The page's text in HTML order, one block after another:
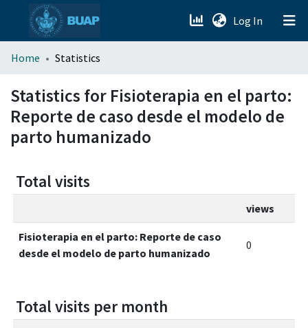
Log In (current)
menu.section.about_menu
All of DSpace
Home Statistics
Statistics for Fisioterapia en el parto:
Reporte de caso desde el modelo de
parto humanizado
Total visits
views
Fisioterapia en el parto: Reporte de caso
desde el modelo de parto humanizado
0
Total visits per month